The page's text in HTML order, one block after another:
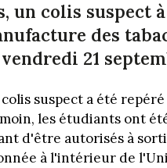
un colis suspect
des
21
suspect a été
les étudiants ont
d'être autorisés à
à l'intérieur de